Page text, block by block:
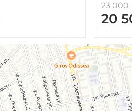
23 000
20